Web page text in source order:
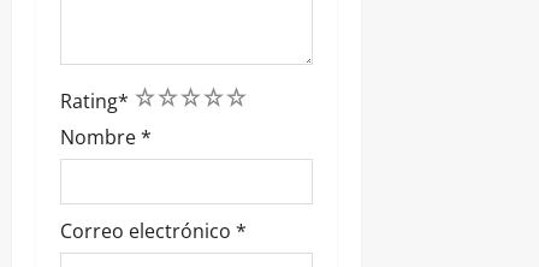
Rating* 5
4
3
2
1
Nombre*
Correo electrónico *